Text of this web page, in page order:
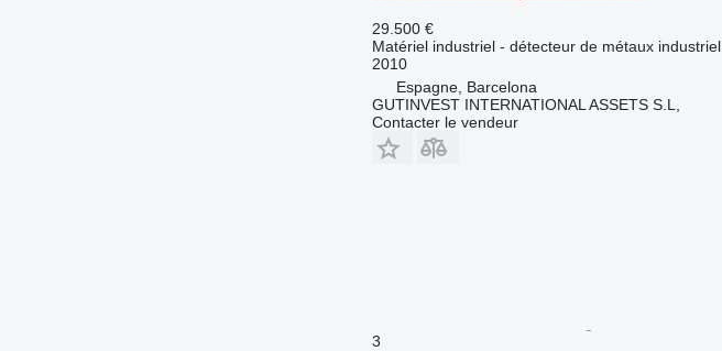
29.500 €
Matériel industriel - détecteur de métaux industriel
2010
Espagne, Barcelona
GUTINVEST INTERNATIONAL ASSETS S.L,
Contacter le vendeur
3